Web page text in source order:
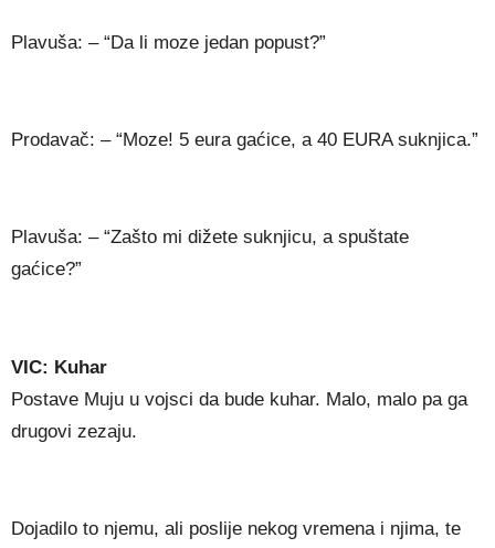
Plavuša: – “Da li moze jedan popust?”
Prodavač: – “Moze! 5 eura gaćice, a 40 EURA suknjica.”
Plavuša: – “Zašto mi dižete suknjicu, a spuštate
gaćice?”
VIC: Kuhar
Postave Muju u vojsci da bude kuhar. Malo, malo pa ga
drugovi zezaju.
Dojadilo to njemu, ali poslije nekog vremena i njima, te